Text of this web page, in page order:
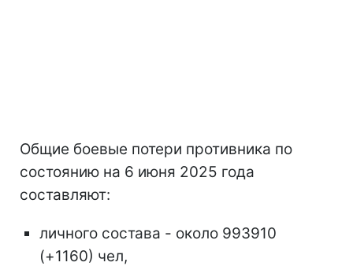
Общие боевые потери противника по
состоянию на 6 июня 2025 года
составляют:
личного состава - около 993910
(+1160) чел,